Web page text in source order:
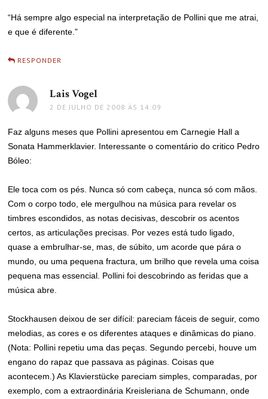
“Há sempre algo especial na interpretação de Pollini que me atrai,
e que é diferente.”
RESPONDER
Lais Vogel
2 DE JULHO DE 2008 ÀS 14:09
Faz alguns meses que Pollini apresentou em Carnegie Hall a
Sonata Hammerklavier. Interessante o comentário do critico Pedro
Bóleo:
Ele toca com os pés. Nunca só com cabeça, nunca só com mãos.
Com o corpo todo, ele mergulhou na música para revelar os
timbres escondidos, as notas decisivas, descobrir os acentos
certos, as articulações precisas. Por vezes está tudo ligado,
quase a embrulhar-se, mas, de súbito, um acorde que pára o
mundo, ou uma pequena fractura, um brilho que revela uma coisa
pequena mas essencial. Pollini foi descobrindo as feridas que a
música abre.
Stockhausen deixou de ser difícil: pareciam fáceis de seguir, como
melodias, as cores e os diferentes ataques e dinâmicas do piano.
(Nota: Pollini repetiu uma das peças. Segundo percebi, houve um
engano do rapaz que passava as páginas. Coisas que
acontecem.) As Klavierstücke pareciam simples, comparadas, por
exemplo, com a extraordinária Kreisleriana de Schumann, onde